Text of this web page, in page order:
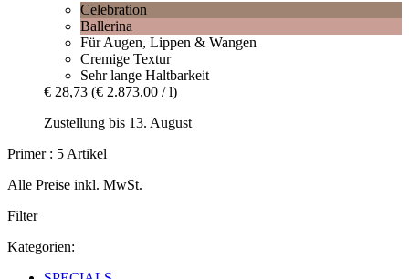
Celebration
Ballerina
Für Augen, Lippen & Wangen
Cremige Textur
Sehr lange Haltbarkeit
€ 28,73 (€ 2.873,00 / l)
Zustellung bis 13. August
Primer : 5 Artikel
Alle Preise inkl. MwSt.
Filter
Kategorien: